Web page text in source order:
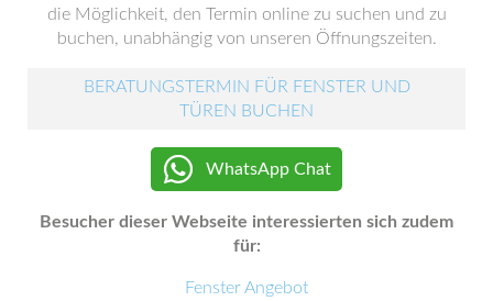
die Möglichkeit, den Termin online zu suchen und zu
buchen, unabhängig von unseren Öffnungszeiten.
BERATUNGSTERMIN FÜR FENSTER UND
TÜREN BUCHEN
WhatsApp Chat
Besucher dieser Webseite interessierten sich zudem
für:
Fenster Angebot